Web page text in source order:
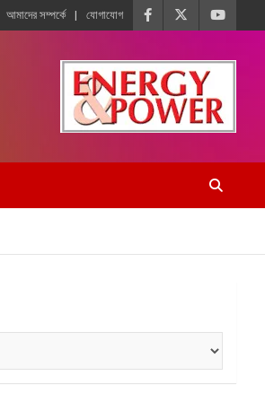
আমাদের সম্পর্কে যোগাযোগ